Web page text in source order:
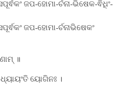
ଜପ-ହୋମା-ର୍ଚନା-ଭିଷେକ-ଵିଧିଂ-
ଜପ-ହୋମା-ର୍ଚନାଭିଷେକଂ
॥
ୟୋଗିନଃ ।